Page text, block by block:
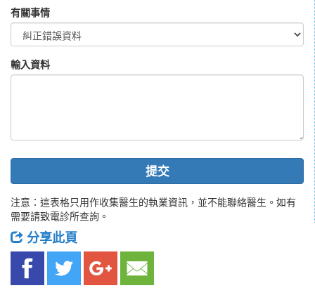
有關事情
輸入資料
提交
注意：這表格只用作收集醫生的執業資訊，並不能聯絡醫生。如有
需要請致電診所查詢。
分享此頁